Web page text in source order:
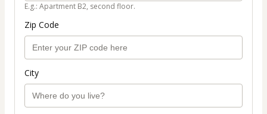
E.g.: Apartment B2, second floor.
Zip Code
City